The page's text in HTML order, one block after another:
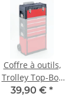
Coffre à outils,
Trolley Top-Box
rouge
39,90 € *